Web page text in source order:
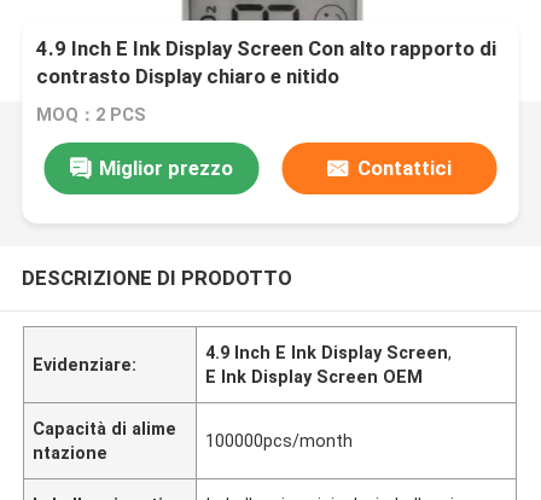
4.9 Inch E Ink Display Screen Con alto rapporto di
contrasto Display chiaro e nitido
MOQ：2 PCS
Miglior prezzo Contattici
DESCRIZIONE DI PRODOTTO
Evidenziare:
4.9 Inch E Ink Display Screen,
E Ink Display Screen OEM
Capacità di alime
ntazione
100000pcs/month